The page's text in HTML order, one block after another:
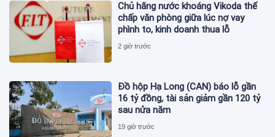
Chủ hãng nước khoáng Vikoda thế
chấp văn phòng giữa lúc nợ vay
phình to, kinh doanh thua lỗ
2 giờ trước
Đồ hộp Hạ Long (CAN) báo lỗ gần
16 tỷ đồng, tài sản giảm gần 120 tỷ
sau nửa năm
19 giờ trước